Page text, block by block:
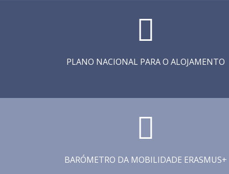
PLANO NACIONAL PARA O ALOJAMENTO
BARÓMETRO DA MOBILIDADE ERASMUS+